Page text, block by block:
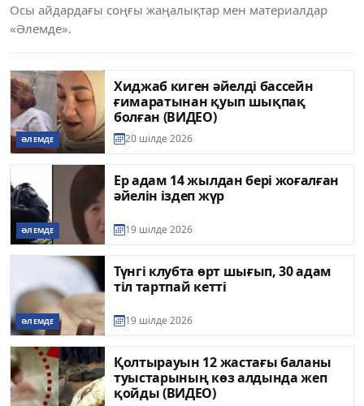
Осы айдардағы соңғы жаңалықтар мен материалдар
«Әлемде».
ӘЛЕМДЕ
Хиджаб киген әйелді бассейн
ғимаратынан қуып шықпақ
болған (ВИДЕО)
20 шілде 2026
ӘЛЕМДЕ
Ер адам 14 жылдан бері жоғалған
әйелін іздеп жүр
19 шілде 2026
ӘЛЕМДЕ
Түнгі клубта өрт шығып, 30 адам
тіл тартпай кетті
19 шілде 2026
Қолтырауын 12 жастағы баланы
туыстарының көз алдында жеп
қойды (ВИДЕО)